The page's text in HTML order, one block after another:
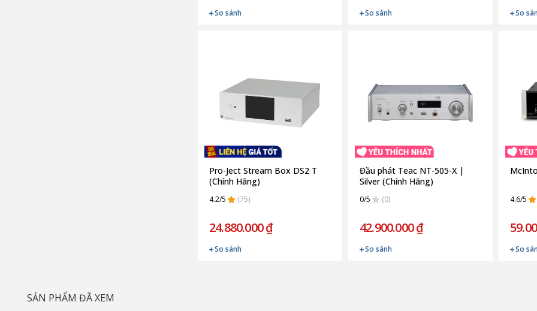
So sánh So sánh So
Pro-Ject Stream Box DS2 T
(Chính Hãng)
4.2/5 (75)
24.880.000 ₫
So sánh
Đầu phát Teac NT-505-X |
Silver (Chính Hãng)
0/5 (0)
42.900.000 ₫
So sánh
4.6/5
So
SẢN PHẨM ĐÃ XEM